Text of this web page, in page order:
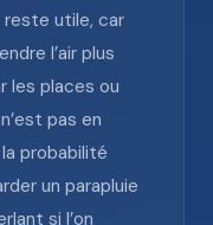
utile, car
l’air plus
les places ou
pas en
probabilité
un parapluie
si l’on